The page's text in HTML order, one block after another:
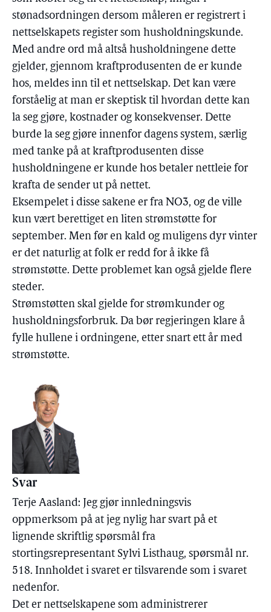
stønadsordningen dersom måleren er registrert i
nettselskapets register som husholdningskunde.
Med andre ord må altså husholdningene dette
gjelder, gjennom kraftprodusenten de er kunde
hos, meldes inn til et nettselskap. Det kan være
forståelig at man er skeptisk til hvordan dette kan
la seg gjøre, kostnader og konsekvenser. Dette
burde la seg gjøre innenfor dagens system, særlig
med tanke på at kraftprodusenten disse
husholdningene er kunde hos betaler nettleie for
krafta de sender ut på nettet.
Eksempelet i disse sakene er fra NO3, og de ville
kun vært berettiget en liten strømstøtte for
september. Men før en kald og muligens dyr vinter
er det naturlig at folk er redd for å ikke få
strømstøtte. Dette problemet kan også gjelde flere
steder.
Strømstøtten skal gjelde for strømkunder og
husholdningsforbruk. Da bør regjeringen klare å
fylle hullene i ordningene, etter snart ett år med
strømstøtte.
Svar
Terje Aasland: Jeg gjør innledningsvis
oppmerksom på at jeg nylig har svart på et
lignende skriftlig spørsmål fra
stortingsrepresentant Sylvi Listhaug, spørsmål nr.
518. Innholdet i svaret er tilsvarende som i svaret
nedenfor.
Det er nettselskapene som administrerer